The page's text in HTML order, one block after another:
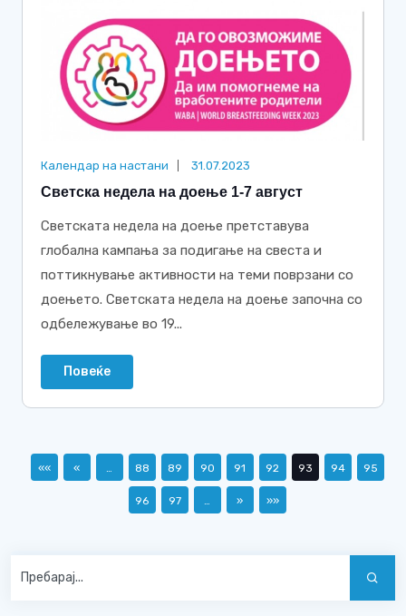
Календар на настани 31.07.2023
Светска недела на доење 1-7 август
Светската недела на доење претставува
глобална кампања за подигање на свеста и
поттикнување активности на теми поврзани со
доењето. Светската недела на доење започна со
одбележување во 19...
Повеќе
«« « 88 89 90 91 92 93 94 95
96 97 » »»